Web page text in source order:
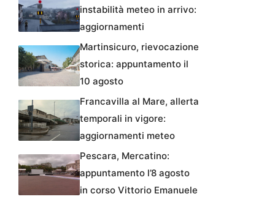
instabilità meteo in arrivo:
aggiornamenti
Martinsicuro, rievocazione
storica: appuntamento il
10 agosto
Francavilla al Mare, allerta
temporali in vigore:
aggiornamenti meteo
Pescara, Mercatino:
appuntamento l’8 agosto
in corso Vittorio Emanuele